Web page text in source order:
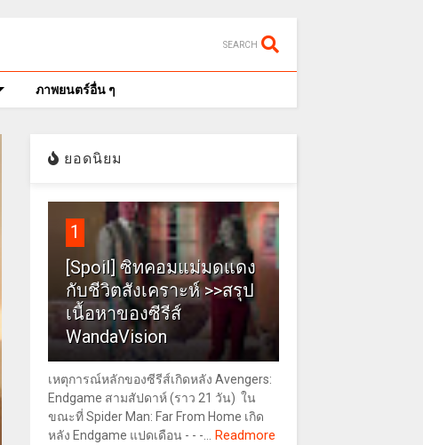
SEARCH
ภาพยนตร์อื่น ๆ
ยอดนิยม
1
[Spoil] ซิทคอมแม่มดแดง
กับชีวิตสังเคราะห์ >>สรุป
เนื้อหาของซีรีส์
WandaVision
เหตุการณ์หลักของซีรีส์เกิดหลัง Avengers:
Endgame สามสัปดาห์ (ราว 21 วัน) ใน
ขณะที่ Spider Man: Far From Home เกิด
หลัง Endgame แปดเดือน - - -...
Readmore